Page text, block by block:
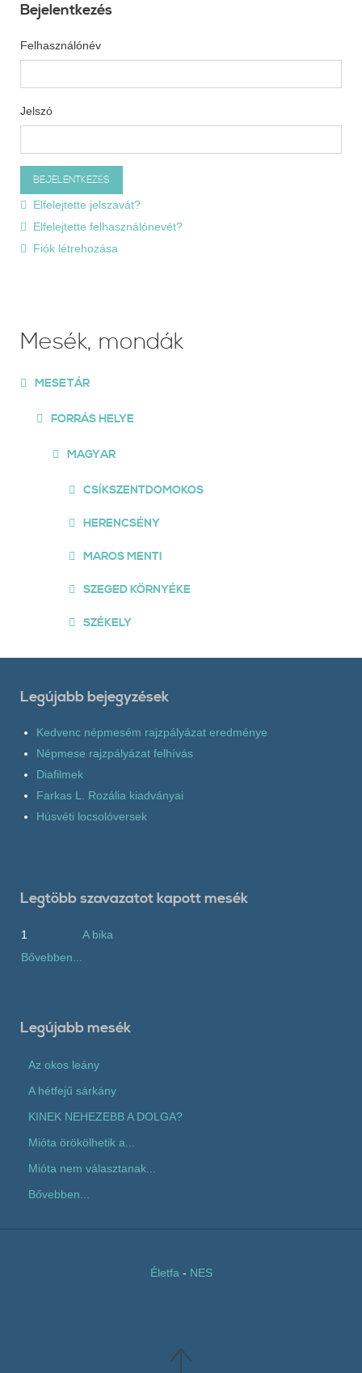
Bejelentkezés
Felhasználónév
Jelszó
Elfelejtette jelszavát?
Elfelejtette felhasználónevét?
Fiók létrehozása
Mesék, mondák
MESETÁR
FORRÁS HELYE
MAGYAR
CSÍKSZENTDOMOKOS
HERENCSÉNY
MAROS MENTI
SZEGED KÖRNYÉKE
SZÉKELY
Legújabb bejegyzések
Kedvenc népmesém rajzpályázat eredménye
Népmese rajzpályázat felhívás
Diafilmek
Farkas L. Rozália kiadványai
Húsvéti locsolóversek
Legtöbb szavazatot kapott mesék
1
A bika
Bővebben...
Legújabb mesék
Az okos leány
A hétfejű sárkány
KINEK NEHEZEBB A DOLGA?
Mióta örökölhetik a...
Mióta nem választanak...
Bővebben...
Életfa - NES